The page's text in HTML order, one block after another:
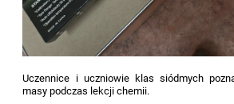
Uczennice i uczniowie klas siódmych
masy podczas lekcji chemii.